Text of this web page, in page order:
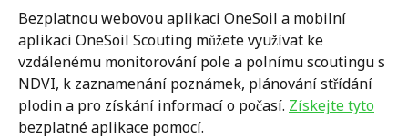
Bezplatnou webovou aplikaci OneSoil a mobilní
aplikaci OneSoil Scouting můžete využívat ke
vzdálenému monitorování pole a polnímu scoutingu s
NDVI, k zaznamenání poznámek, plánování střídání
plodin a pro získání informací o počasí. Získejte tyto
bezplatné aplikace pomocí.